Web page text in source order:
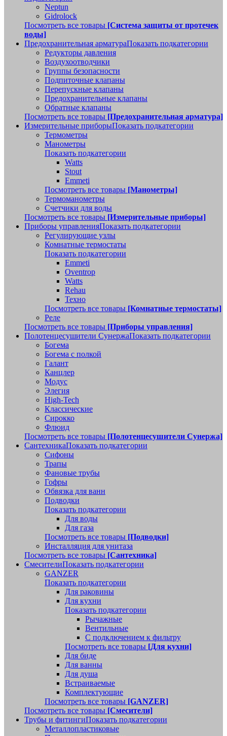
Neptun
Gidrolock
Посмотреть все товары [Система защиты от протечек
воды]
Предохранительная арматураПоказать подкатегории
Редукторы давления
Воздухоотводчики
Группы безопасности
Подпиточные клапаны
Перепускные клапаны
Предохранительные клапаны
Обратные клапаны
Посмотреть все товары [Предохранительная арматура]
Измерительные приборыПоказать подкатегории
Термометры
Манометры
Показать подкатегории
Watts
Stout
Emmeti
Посмотреть все товары [Манометры]
Термоманометры
Счетчики для воды
Посмотреть все товары [Измерительные приборы]
Приборы управленияПоказать подкатегории
Регулирующие узлы
Комнатные термостаты
Показать подкатегории
Emmeti
Oventrop
Watts
Rehau
Техно
Посмотреть все товары [Комнатные термостаты]
Реле
Посмотреть все товары [Приборы управления]
Полотенцесушители СунержаПоказать подкатегории
Богема
Богема с полкой
Галант
Канцлер
Модус
Элегия
High-Tech
Классические
Сирокко
Флюид
Посмотреть все товары [Полотенцесушители Сунержа]
СантехникаПоказать подкатегории
Сифоны
Трапы
Фановые трубы
Гофры
Обвязка для ванн
Подводки
Показать подкатегории
Для воды
Для газа
Посмотреть все товары [Подводки]
Инсталляция для унитаза
Посмотреть все товары [Сантехника]
СмесителиПоказать подкатегории
GANZER
Показать подкатегории
Для раковины
Для кухни
Показать подкатегории
Рычажные
Вентильные
С подключением к фильтру
Посмотреть все товары [Для кухни]
Для биде
Для ванны
Для душа
Встраиваемые
Комплектующие
Посмотреть все товары [GANZER]
Посмотреть все товары [Смесители]
Трубы и фитингиПоказать подкатегории
Металлопластиковые